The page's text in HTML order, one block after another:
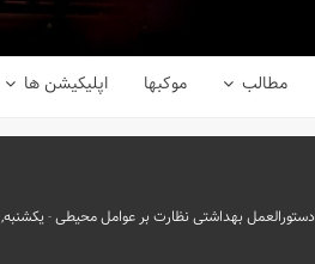
مطالب موکبها اپلیکیشن ها
دستورالعمل بهداشتی نظارت بر عوامل محیطی-یکشنبه, 20 مرداد 1404 07:41